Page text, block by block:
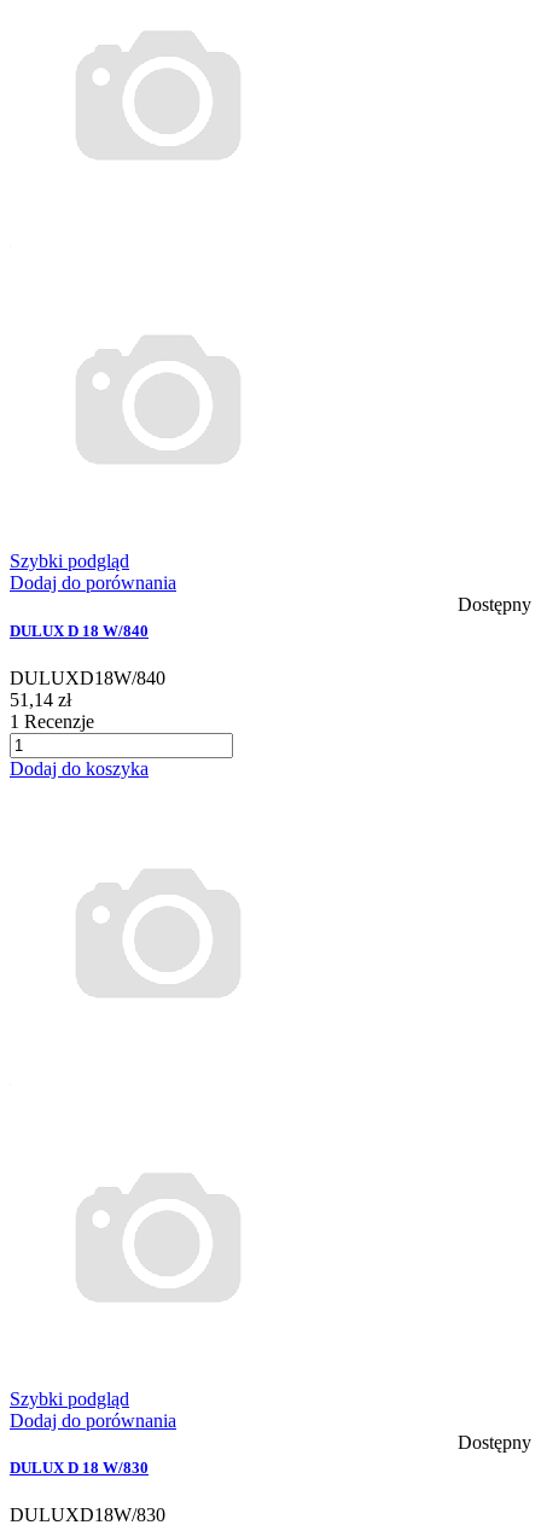
Szybki podgląd
Dodaj do porównania
Dostępny
DULUX D 18 W/840
DULUXD18W/840
51,14 zł
1 Recenzje
Dodaj do koszyka
Szybki podgląd
Dodaj do porównania
Dostępny
DULUX D 18 W/830
DULUXD18W/830